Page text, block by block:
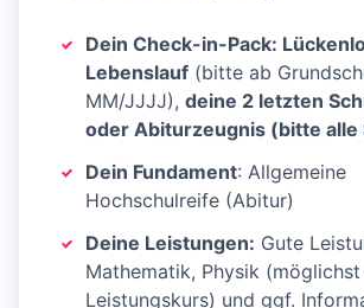
Dein Check-in-Pack:
Lebenslauf (bitte ab
MM/JJJJ), deine 2 letzten
oder Abiturzeugnis (bitte alle
Dein Fundament: Allgemeine
Hochschulreife (Abitur)
Deine Leistungen: Gute
Mathematik, Physik
Leistungskurs) und ggf.